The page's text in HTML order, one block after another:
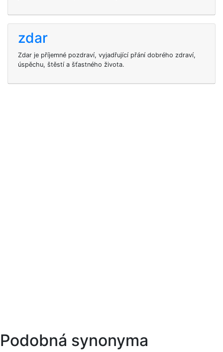
zdar
Zdar je příjemné pozdraví, vyjadřující přání dobrého zdraví,
úspěchu, štěstí a šťastného života.
Podobná synonyma